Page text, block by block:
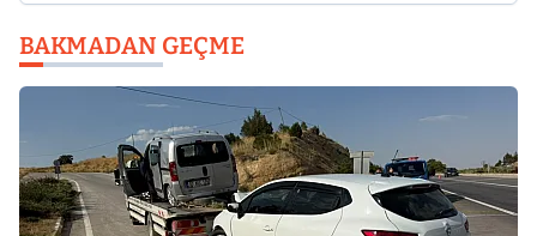
BAKMADAN GEÇME